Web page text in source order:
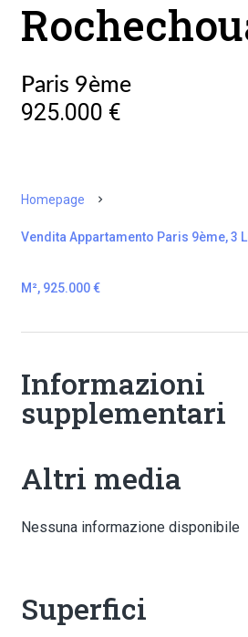
Paris 9ème
925.000 €
Homepage
Vendita Appartamento Paris 9ème, 3
M², 925.000 €
Informazioni
supplementari
Altri media
Nessuna informazione disponibile
Superfici